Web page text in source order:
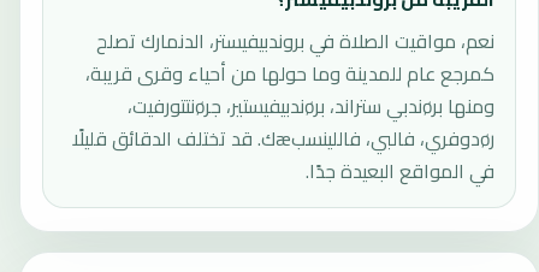
نعم، مواقيت الصلاة في بروندبيفيستر، الدنمارك تصلح
كمرجع عام للمدينة وما حولها من أحياء وقرى قريبة،
ومنها برøندبي ستراند، برøندبيفيستير، جرøنتتورفيت،
رøدوفري، فالبي، فاللينسبæك. قد تختلف الدقائق قليلًا
في المواقع البعيدة جدًا.